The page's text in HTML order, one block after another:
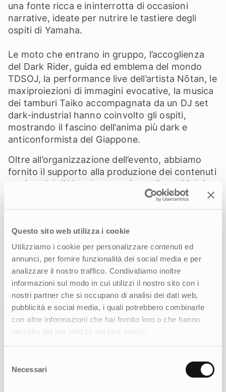
Questo sito web utilizza i cookie
Utilizziamo i cookie per personalizzare contenuti ed
annunci, per fornire funzionalità dei social media e per
analizzare il nostro traffico. Condividiamo inoltre
informazioni sul modo in cui utilizzi il nostro sito con i
nostri partner che si occupano di analisi dei dati web,
pubblicità e social media, i quali potrebbero combinarle
con altre informazioni che hai fornito loro o che hanno
raccolto dal tuo utilizzo dei loro servizi.
delNecessari
una fonte ricca e ininterrotta di occasioni
narrative, ideate per nutrire le tastiere degli
ospiti di Yamaha.
Le moto che entrano in gruppo, l’accoglienza
del Dark Rider, guida ed emblema del mondo
TDSOJ, la performance live dell’artista Nōtan, le
maxiproiezioni di immagini evocative, la musica
dei tamburi Taiko accompagnata da un DJ set
dark-industrial hanno coinvolto gli ospiti,
mostrando il fascino dell’anima più dark e
anticonformista del Giappone.
Oltre all’organizzazione dell’evento, abbiamo
fornito il supporto alla produzione dei contenuti
per i social di Yamaha e per i canali gestiti dai
giornalisti e influencer coinvolti in questa
esperienza esclusiva.
Come possiamo aiutarti?
Raccontaci le tue esigenze, siamo al tuo fianco
per aiutarti a raggiungere i tuoi obiettivi.